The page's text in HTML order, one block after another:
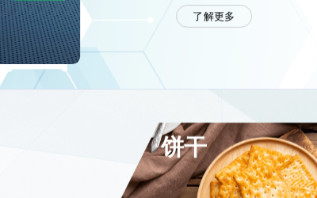
了解更多
饼干